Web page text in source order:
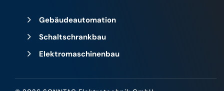
5 Gebäudeautomation
5 Schaltschrankbau
5 Elektromaschinenbau